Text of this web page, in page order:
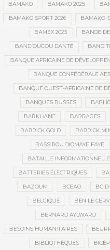
BAMAKO BAMAKO 2025
BAMAKO SPORT 2026 BAMAKO-
BAMEX 2025 BANDE
BANDIOUGOU DANTÉ
BANQUE AFRICAINE DE
BANQUE CONFÉDÉRALE AES
BANQUE OUEST-AFRICAINE DE
BANQUES RUSSES
BARKHANE BARRAGES
BARRICK GOLD BARRICK
BASSIROU DIOMAYE FAYE
BATAILLE INFORMATIONNELLE
BATTERIES ÉLECTRIQUES
BAZOUM BCEAO
BELGIQUE BEN LE
BERNARD AYLWARD
BESOINS HUMANITAIRES
BIBLIOTHÈQUES